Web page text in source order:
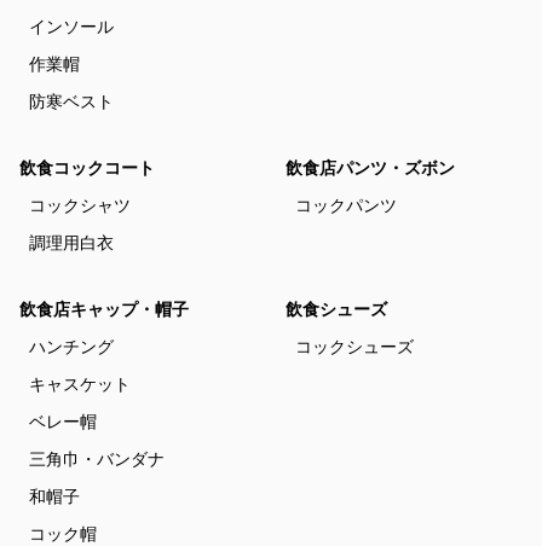
インソール
作業帽
防寒ベスト
飲食コックコート
コックシャツ
調理用白衣
飲食店パンツ・ズボン
コックパンツ
飲食店キャップ・帽子
ハンチング
キャスケット
ベレー帽
三角巾・バンダナ
和帽子
コック帽
飲食シューズ
コックシューズ